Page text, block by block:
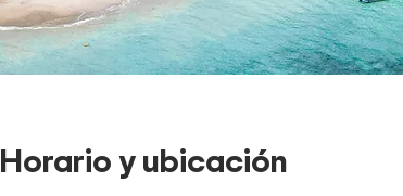
Horario y ubicación